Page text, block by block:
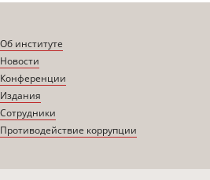
Об институте
Новости
Конференции
Издания
Сотрудники
Противодействие коррупции